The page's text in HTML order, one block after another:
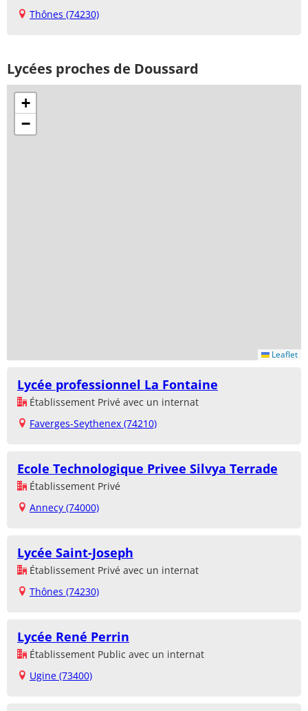
Thônes (74230)
Lycées proches de Doussard
+
−
Leaflet
Lycée professionnel La Fontaine
Établissement Privé avec un internat
Faverges-Seythenex (74210)
Ecole Technologique Privee Silvya Terrade
Établissement Privé
Annecy (74000)
Lycée Saint-Joseph
Établissement Privé avec un internat
Thônes (74230)
Lycée René Perrin
Établissement Public avec un internat
Ugine (73400)